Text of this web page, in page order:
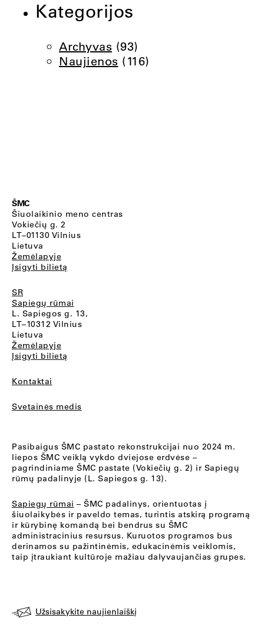
Kategorijos
Archyvas (93)
Naujienos (116)
ŠMC
Šiuolaikinio meno centras
Vokiečių g. 2
LT–01130 Vilnius
Lietuva
Žemėlapyje
Įsigyti bilietą
SR
Sapiegų rūmai
L. Sapiegos g. 13,
LT–10312 Vilnius
Lietuva
Žemėlapyje
Įsigyti bilietą
Kontaktai
Svetainės medis
Pasibaigus ŠMC pastato rekonstrukcijai nuo 2024 m.
liepos ŠMC veiklą vykdo dviejose erdvėse –
pagrindiniame ŠMC pastate (Vokiečių g. 2) ir Sapiegų
rūmų padalinyje (L. Sapiegos g. 13).
Sapiegų rūmai – ŠMC padalinys, orientuotas į
šiuolaikybės ir paveldo temas, turintis atskirą programą
ir kūrybinę komandą bei bendrus su ŠMC
administracinius resursus. Kuruotos programos bus
derinamos su pažintinėmis, edukacinėmis veiklomis,
taip įtraukiant kultūroje mažiau dalyvaujančias grupes.
Užsisakykite naujienlaiškį